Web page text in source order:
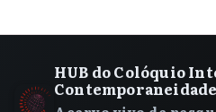
HUB do Colóquio
Contemporaneidade